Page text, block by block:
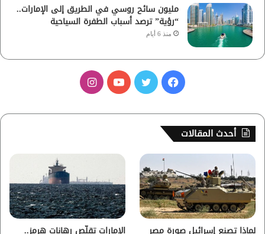
مليون سائح روسي في الطريق إلى الإمارات..
“رؤية” ترصد أسباب الطفرة السياحية
منذ 6 أيام
س
ب
و
ك
ر
ي
و
ب
ت
ق
ر
ا
أحدث المقالات
لماذا تصنع إسرائيل صورة مصر الإمارات تقلّص رهانات هرمز..